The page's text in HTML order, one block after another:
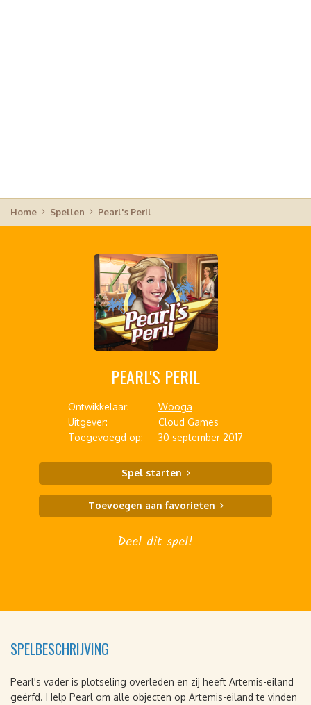
Home Spellen Pearl's Peril
PEARL'S PERIL
Ontwikkelaar:
Wooga
Uitgever:
Cloud Games
Toegevoegd op:
30 september 2017
Spel starten
Toevoegen aan favorieten
Deel dit spel!
SPELBESCHRIJVING
Pearl's vader is plotseling overleden en zij heeft Artemis-eiland
geërfd. Help Pearl om alle objecten op Artemis-eiland te vinden